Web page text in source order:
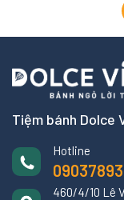
Tiệm bánh Dolce
Hotline
460/4/10 Lê